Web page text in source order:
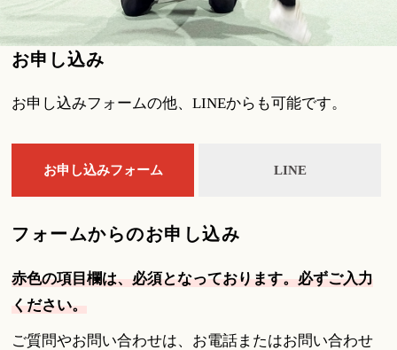
お申し込み
お申し込みフォームの他、LINEからも可能です。
お申し込みフォーム
フォームからのお申し込み
赤色の項目欄は、必須となっております。必ずご入力
ください。
ご質問やお問い合わせは、お電話またはお問い合わせ
LINE